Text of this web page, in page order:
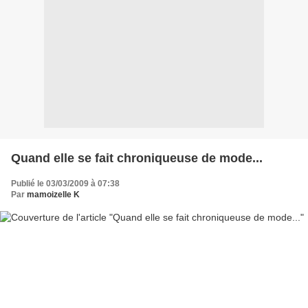
Quand elle se fait chroniqueuse de mode...
Publié le 03/03/2009 à 07:38
Par mamoizelle K